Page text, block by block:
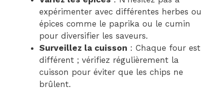
expérimenter avec différentes herbes ou
épices comme le paprika ou le cumin
pour diversifier les saveurs.
Surveillez la cuisson : Chaque four est
différent ; vérifiez régulièrement la
cuisson pour éviter que les chips ne
brûlent.